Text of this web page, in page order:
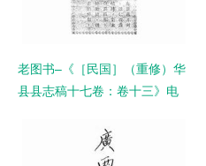
老图书–《［民国］（重修）华
县县志稿十七卷：卷十三》电